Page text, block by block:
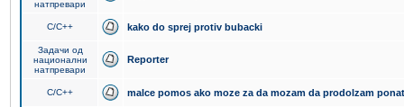
натпревари
C/C++ kako do sprej protiv bubacki
Задачи од
национални
натпревари
Reporter
C/C++ malce pomos ako moze za da mozam da prodolzam